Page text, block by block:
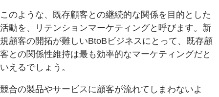
このような、既存顧客との継続的な関係を目的とした
活動を、リテンションマーケティングと呼びます。新
規顧客の開拓が難しいBtoBビジネスにとって、既存顧
客との関係性維持は最も効率的なマーケティングだと
いえるでしょう。
競合の製品やサービスに顧客が流れてしまわないよ